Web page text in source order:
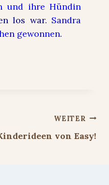
und ihre Hündin
los war. Sandra
gewonnen.
WEITER
von Easy!